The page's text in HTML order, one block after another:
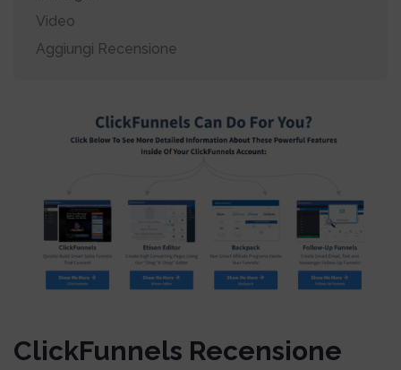
Video
Aggiungi Recensione
ClickFunnels Recensione